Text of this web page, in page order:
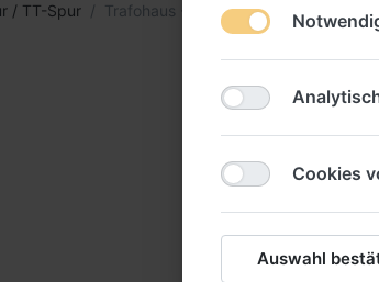
/ TT-Spur Trafohaus -1:120-
Cookies
Auswahl